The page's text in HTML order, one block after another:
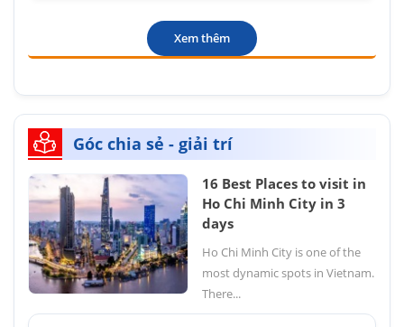
Xem thêm
Góc chia sẻ - giải trí
16 Best Places to visit in
Ho Chi Minh City in 3
days
Ho Chi Minh City is one of the
most dynamic spots in Vietnam.
There...